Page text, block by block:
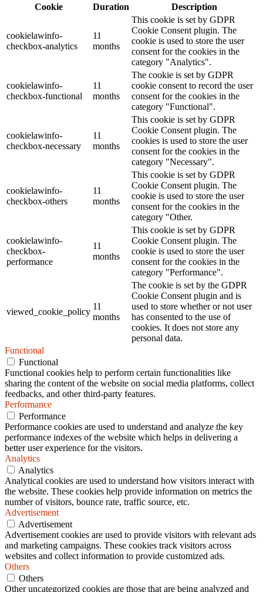
Cookie
Duration Description
cookielawinfo-
checkbox-analytics
11
months
This cookie is set by GDPR
Cookie Consent plugin. The
cookie is used to store the user
consent for the cookies in the
category "Analytics".
cookielawinfo-
checkbox-functional
11
months
The cookie is set by GDPR
cookie consent to record the user
consent for the cookies in the
category "Functional".
cookielawinfo-
checkbox-necessary
11
months
This cookie is set by GDPR
Cookie Consent plugin. The
cookies is used to store the user
consent for the cookies in the
category "Necessary".
cookielawinfo-
checkbox-others
11
months
This cookie is set by GDPR
Cookie Consent plugin. The
cookie is used to store the user
consent for the cookies in the
category "Other.
cookielawinfo-
checkbox-
performance
11
months
This cookie is set by GDPR
Cookie Consent plugin. The
cookie is used to store the user
consent for the cookies in the
category "Performance".
viewed_cookie_policy
11
months
The cookie is set by the GDPR
Cookie Consent plugin and is
used to store whether or not user
has consented to the use of
cookies. It does not store any
personal data.
Functional
Functional
Functional cookies help to perform certain functionalities like
sharing the content of the website on social media platforms, collect
feedbacks, and other third-party features.
Performance
Performance
Performance cookies are used to understand and analyze the key
performance indexes of the website which helps in delivering a
better user experience for the visitors.
Analytics
Analytics
Analytical cookies are used to understand how visitors interact with
the website. These cookies help provide information on metrics the
number of visitors, bounce rate, traffic source, etc.
Advertisement
Advertisement
Advertisement cookies are used to provide visitors with relevant ads
and marketing campaigns. These cookies track visitors across
websites and collect information to provide customized ads.
Others
Others
Other uncategorized cookies are those that are being analyzed and